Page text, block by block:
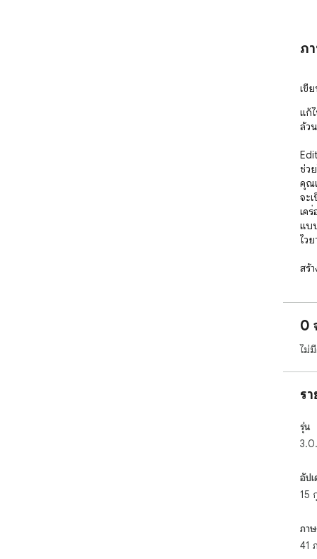
ภ
เขี
แก้
ล้ว
ช่ว
คุณ
จะ
เค
แบ
ไว
สร้
จัด
แล
กา
ไว
พล
ที่มี
0
ไม่
ร
รุ่น
อัป
15
ภา
41